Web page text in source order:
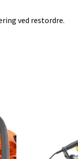
ved restordre.